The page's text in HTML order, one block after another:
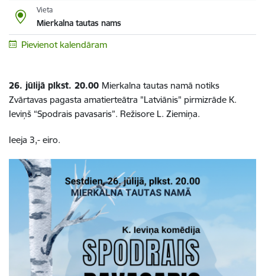
Vieta
Mierkalna tautas nams
Pievienot kalendāram
26. jūlijā plkst. 20.00 Mierkalna tautas namā notiks
Zvārtavas pagasta amatierteātra "Latviānis" pirmizrāde K.
Ieviņš “Spodrais pavasaris”. Režisore L. Ziemiņa.
Ieeja 3,- eiro.